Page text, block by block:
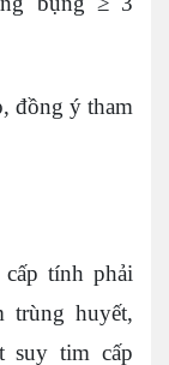
đồng ý tham
tính phải
trùng huyết,
suy tim cấp